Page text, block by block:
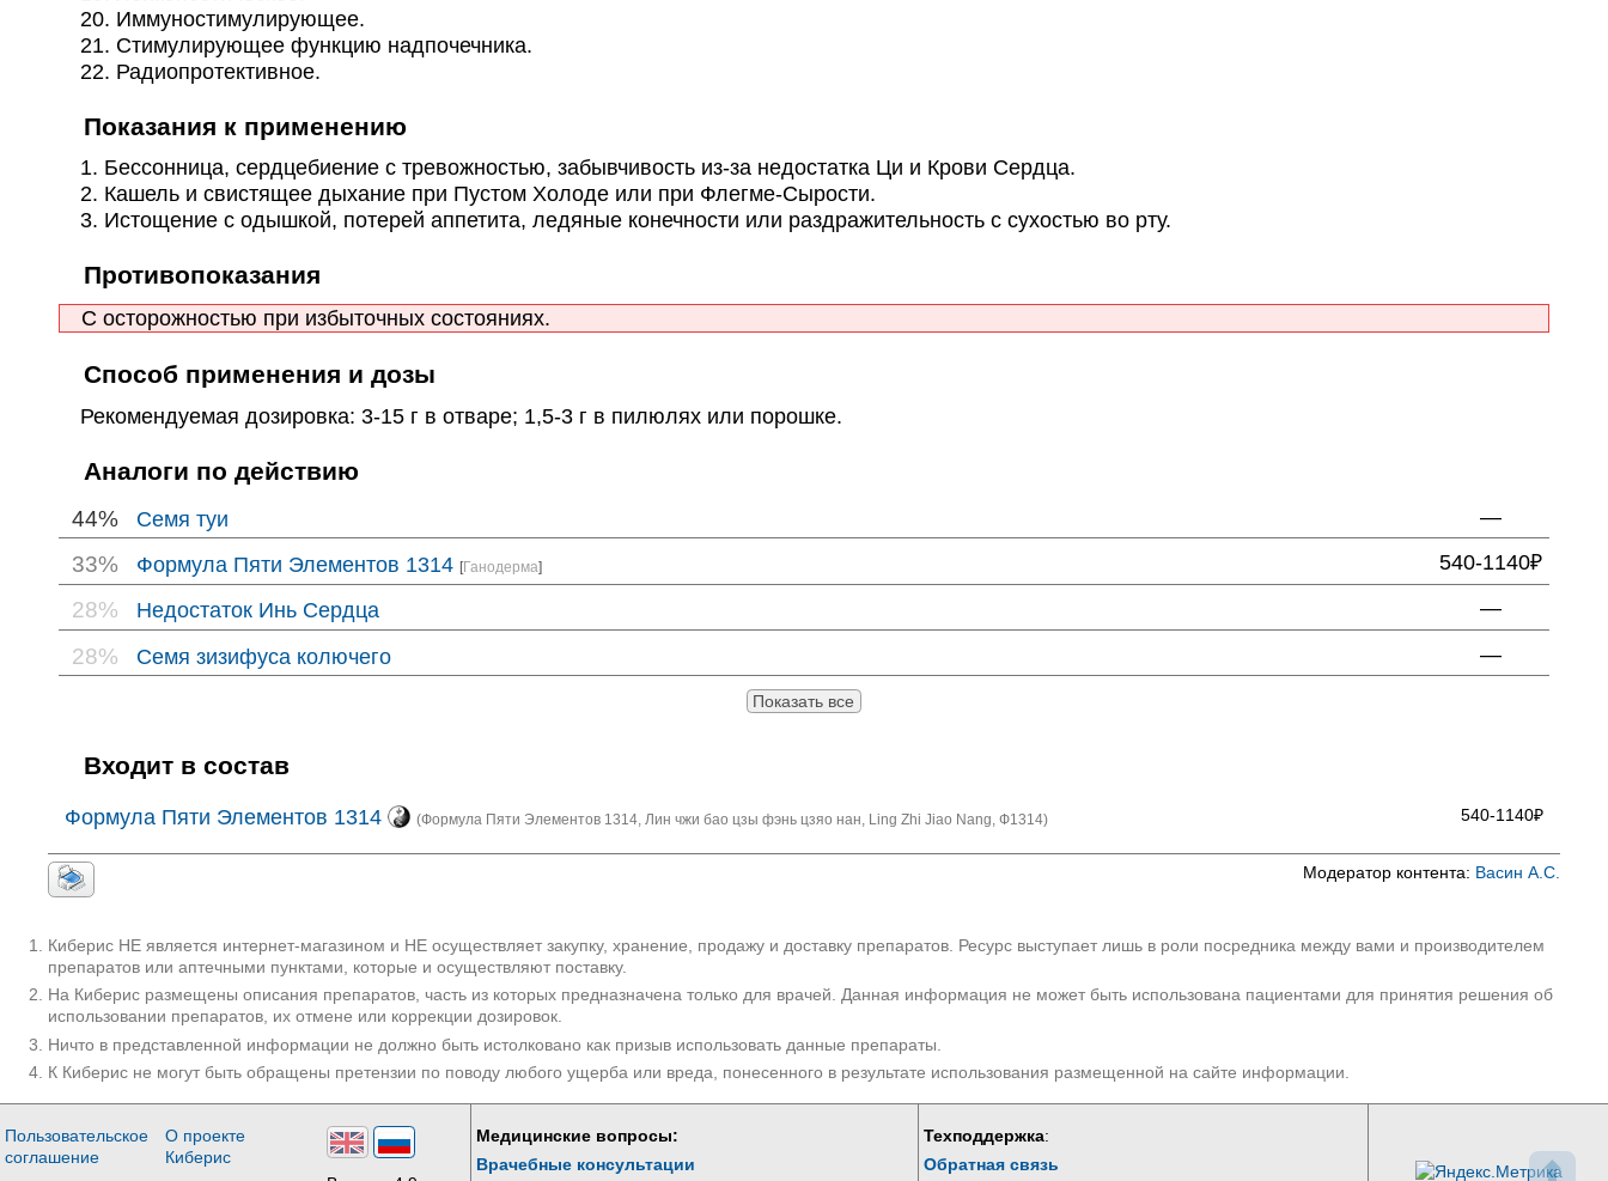
20. Иммуностимулирующее.
21. Стимулирующее функцию надпочечника.
22. Радиопротективное.
Показания к применению
1. Бессонница, сердцебиение с тревожностью, забывчивость из-за недостатка Ци и Крови Сердца.
2. Кашель и свистящее дыхание при Пустом Холоде или при Флегме-Сырости.
3. Истощение с одышкой, потерей аппетита, ледяные конечности или раздражительность с сухостью во рту.
Противопоказания
С осторожностью при избыточных состояниях.
Способ применения и дозы
Рекомендуемая дозировка: 3-15 г в отваре; 1,5-3 г в пилюлях или порошке.
Аналоги по действию
44% —
Семя туи
33% 540-1140₽
Формула Пяти Элементов 1314 [Ганодерма]
28% —
Недостаток Инь Сердца
28% —
Семя зизифуса колючего
Показать все
Входит в состав
540-1140₽
Формула Пяти Элементов 1314 (Формула Пяти Элементов 1314, Лин чжи бао цзы фэнь цзяо нан, Ling Zhi Jiao Nang, Ф1314)
Модератор контента: Васин А.С.
Киберис НЕ является интернет-магазином и НЕ осуществляет закупку, хранение, продажу и доставку препаратов. Ресурс выступает лишь в роли посредника между вами и производителем
препаратов или аптечными пунктами, которые и осуществляют поставку.
На Киберис размещены описания препаратов, часть из которых предназначена только для врачей. Данная информация не может быть использована пациентами для принятия решения об
использовании препаратов, их отмене или коррекции дозировок.
Ничто в представленной информации не должно быть истолковано как призыв использовать данные препараты.
К Киберис не могут быть обращены претензии по поводу любого ущерба или вреда, понесенного в результате использования размещенной на сайте информации.
Пользовательское
соглашение
О проекте
Киберис
Медицинские вопросы:
Врачебные консультации
Техподдержка:
Обратная связь